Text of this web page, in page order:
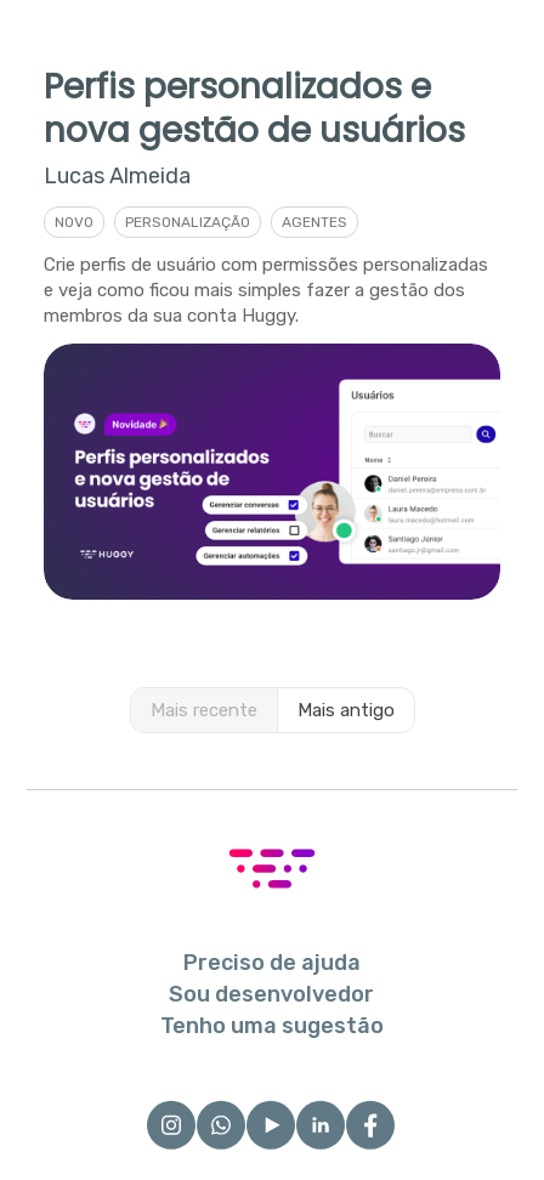
Perfis personalizados e
nova gestão de usuários
Lucas Almeida
NOVO PERSONALIZAÇÃO AGENTES
Crie perfis de usuário com permissões personalizadas
e veja como ficou mais simples fazer a gestão dos
membros da sua conta Huggy.
Mais recente Mais antigo
Preciso de ajuda
Sou desenvolvedor
Tenho uma sugestão